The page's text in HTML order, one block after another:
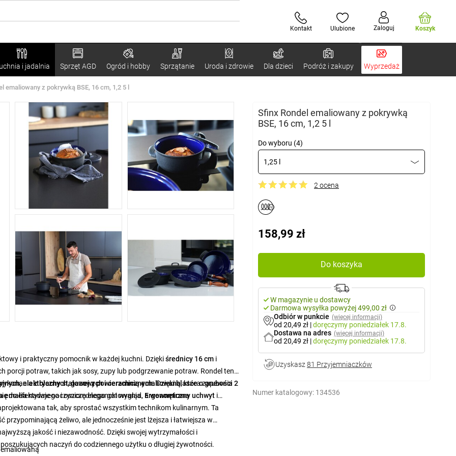
Kontakt Ulubione Zaloguj Koszyk
i jadalnia Sprzęt AGD Ogród i hobby Sprzątanie Uroda i zdrowie Dla dzieci Podróż i zakupy Wyprzedaż
emaliowany z pokrywką BSE, 16 cm, 1,2 5 l
Sfinx Rondel emaliowany z pokrywką
BSE, 16 cm, 1,2 5 l
Do wyboru (4)
1,25 l
2 ocena
158,99 zł
Do koszyka
W magazynie u dostawcy
Darmowa wysyłka powyżej 499,00 zł
Odbiór w punkcie (więcej informacji)
od 20,49 zł |doręczymy poniedziałek 17.8.
Dostawa na adres (więcej informacji)
od 20,49 zł |doręczymy poniedziałek 17.8.
Uzyskasz 81 Przyjemniaczków
Numer katalogowy: 134536
i praktyczny pomocnik w każdej kuchni. Dziękiśrednicy 16 cm i
porcji potraw, takich jak sosy, zupy lub podgrzewanie potraw. Rondel ten
zblachy stalowej z powierzchnią emaliowaną, która zapewnia
emalianadaje naczyniom elegancki wygląd, awewnętrzna
elektrycznych, gazowych i ceramicznych. Dziękiblasze o grubości 2
do efektywnego i oszczędnego gotowania. Ergonomiczny uchwyt i
tak, aby sprostać wszystkim technikom kulinarnym. Ta
żeliwo, ale jednocześnie jest lżejsza i łatwiejsza w
jakość i niezawodność. Dzięki swojej wytrzymałości i
naczyń do codziennego użytku o długiej żywotności.